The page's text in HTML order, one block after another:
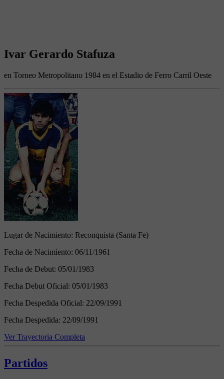
Ivar Gerardo Stafuza
en Torneo Metropolitano 1984 en el Estadio de Ferro Carril Oeste
Lugar de Nacimiento: Reconquista (Santa Fe)
Fecha de Nacimiento: 06/11/1961
Fecha de Debut: 05/01/1983
Fecha Debut Oficial: 05/01/1983
Fecha Despedida Oficial: 22/09/1991
Fecha Despedida: 22/09/1991
Ver Trayectoria Completa
Partidos